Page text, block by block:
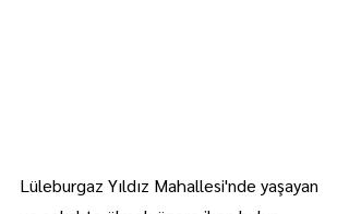
Lüleburgaz Yıldız Mahallesi'nde yaşayan